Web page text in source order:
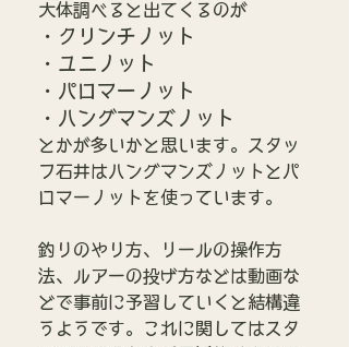
大体調べると出てくるのが
・クリンチノット
・ユニノット
・パロマーノット
・ハングマンズノット
とかが多いかと思います。スタッ
フ石井はハングマンズノットとパ
ロマーノットを使っています。
釣りのやり方、リールの操作方
法、ルアーの投げ方などは動画な
どで事前に予習していくと結構違
うようです。これに関してはスタ